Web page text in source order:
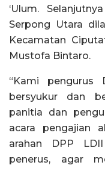
‘Ulum.
Serpong Utara
Kecamatan
Mustofa Bintaro.
“Kami pengurus
bersyukur dan
panitia dan
acara pengajian
arahan DPP
penerus, agar